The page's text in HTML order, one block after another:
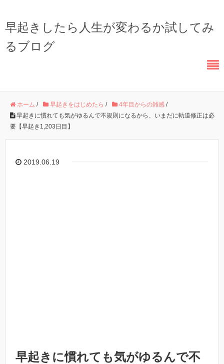
早起きしたら人生が変わるか試してみ
るブログ
ホーム / 早起きをはじめたら / 4年目からの雑感 /
早起きに慣れても気がゆるんで不規則になるから、いまだに軌道修正は必
要【早起き1,203日目】
2019.06.19
早起きに慣れても気がゆるんで不